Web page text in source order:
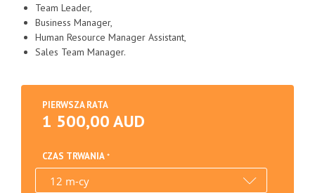
Team Leader,
Business Manager,
Human Resource Manager Assistant,
Sales Team Manager.
PIERWSZA RATA
1 500,00 AUD
CZAS TRWANIA